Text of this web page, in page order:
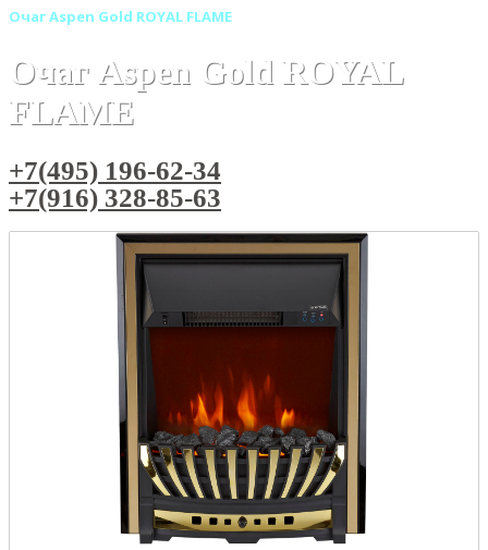
Очаг Aspen Gold ROYAL FLAME
Очаг Aspen Gold ROYAL
FLAME
+7(495) 196-62-34
+7(916) 328-85-63